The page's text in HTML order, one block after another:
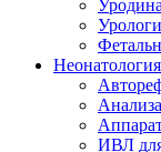
Неонатология
ИВЛ